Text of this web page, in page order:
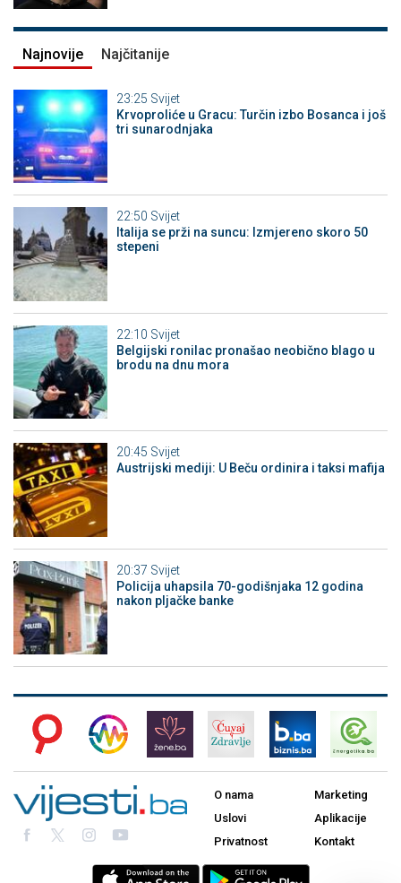
Najnovije Najčitanije
23:25 Svijet
Krvoproliće u Gracu: Turčin izbo Bosanca i još
tri sunarodnjaka
22:50 Svijet
Italija se prži na suncu: Izmjereno skoro 50
stepeni
22:10 Svijet
Belgijski ronilac pronašao neobično blago u
brodu na dnu mora
20:45 Svijet
Austrijski mediji: U Beču ordinira i taksi mafija
20:37 Svijet
Policija uhapsila 70-godišnjaka 12 godina
nakon pljačke banke
O nama
Uslovi
Privatnost
Marketing
Aplikacije
Kontakt